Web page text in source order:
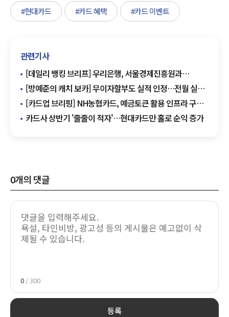
#현대카드 #카드 혜택 #카드 이벤트
관련기사
[데일리 뱅킹 브리프] 우리은행, 서울경제진흥원과
금융교육 협력 확대 外
[방예준의 캐치 보카] 무이자할부도 실적 인정…전월 실적
부담 낮춘 카드 눈길
[카드업 브리핑] NH농협카드, 예금토큰 활용 인프라 구축
시동…한은 프로젝트 참여 추진 外
카드사 상반기 '줄줄이 적자'…현대카드만 홀로 순익 증가
0개의 댓글
0 / 300
등록